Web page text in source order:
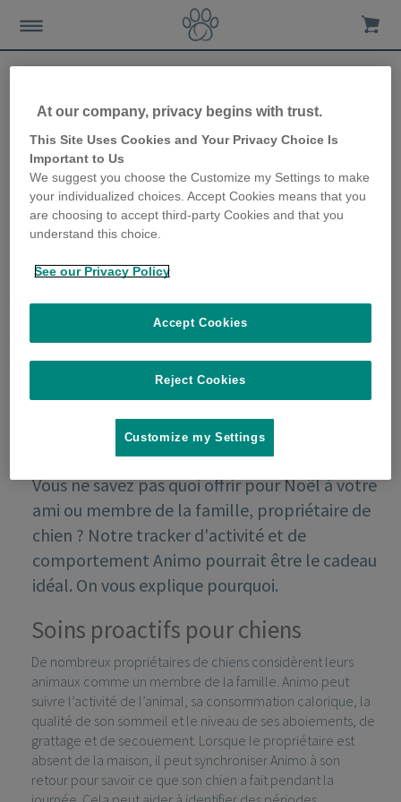
Pourquoi Animo est un
beau cadeau pour les
propriétaires de chiens
Vous ne savez pas quoi offrir pour Noël à votre
ami ou membre de la famille, propriétaire de
chien ? Notre tracker d'activité et de
comportement Animo pourrait être le cadeau
idéal. On vous explique pourquoi.
Soins proactifs pour chiens
De nombreux propriétaires de chiens considèrent leurs
animaux comme un membre de la famille. Animo peut
suivre l’activité de l’animal, sa consommation calorique, la
qualité de son sommeil et le niveau de ses aboiements, de
grattage et de secouement. Lorsque le propriétaire est
absent de la maison, il peut synchroniser Animo à son
retour pour savoir ce que son chien a fait pendant la
At our company, privacy begins with trust.
This Site Uses Cookies and Your Privacy Choice Is
Important to Us
We suggest you choose the Customize my Settings to make
your individualized choices. Accept Cookies means that you
are choosing to accept third-party Cookies and that you
understand this choice.
See our Privacy Policy
Reject Cookies
Accept Cookies
Customize my Settings